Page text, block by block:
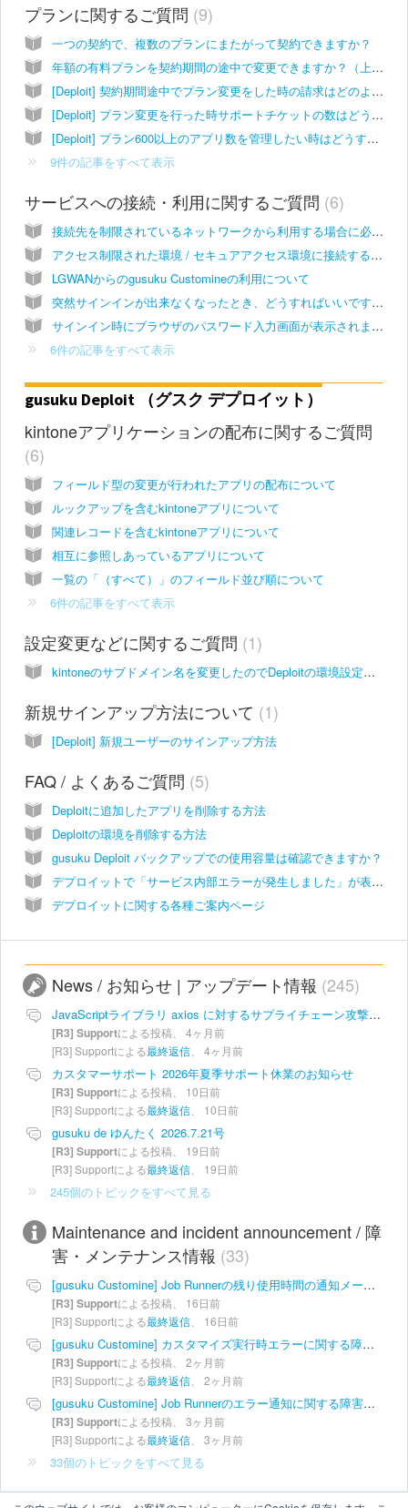
プランに関するご質問 9
一つの契約で、複数のプランにまたがって契約できますか？
年額の有料プランを契約期間の途中で変更できますか？（上位プランへの変更）
[Deploit] 契約期間途中でプラン変更をした時の請求はどのようになりますか？（上位プランへ変更）
[Deploit] プラン変更を行った時サポートチケットの数はどう変わりますか？
[Deploit] プラン600以上のアプリ数を管理したい時はどうすれば良いでしょうか？
9件の記事をすべて表示
サービスへの接続・利用に関するご質問 6
接続先を制限されているネットワークから利用する場合に必要な設定について
アクセス制限された環境 / セキュアアクセス環境に接続するための設定について
LGWANからのgusuku Customineの利用について
突然サインインが出来なくなったとき、どうすればいいですか？
サインイン時にブラウザのパスワード入力画面が表示されますが、何を入れたら良いですか？
6件の記事をすべて表示
gusuku Deploit （グスク デプロイット）
kintoneアプリケーションの配布に関するご質問
6
フィールド型の変更が行われたアプリの配布について
ルックアップを含むkintoneアプリについて
関連レコードを含むkintoneアプリについて
相互に参照しあっているアプリについて
一覧の「（すべて）」のフィールド並び順について
6件の記事をすべて表示
設定変更などに関するご質問 1
kintoneのサブドメイン名を変更したのでDeploitの環境設定も変更したい
新規サインアップ方法について 1
[Deploit] 新規ユーザーのサインアップ方法
FAQ / よくあるご質問 5
Deploitに追加したアプリを削除する方法
Deploitの環境を削除する方法
gusuku Deploit バックアップでの使用容量は確認できますか？
デプロイットで「サービス内部エラーが発生しました」が表示され、アプリの取り込みに失敗する(2025年7月)
デプロイットに関する各種ご案内ページ
News / お知らせ | アップデート情報 245
JavaScriptライブラリ axios に対するサプライチェーン攻撃について
[R3] Supportによる投稿、 4ヶ月前
[R3] Supportによる最終返信 4ヶ月前
カスタマーサポート 2026年夏季サポート休業のお知らせ
[R3] Supportによる投稿、 10日前
[R3] Supportによる最終返信 10日前
gusuku de ゆんたく 2026.7.21号
[R3] Supportによる投稿、 19日前
[R3] Supportによる最終返信 19日前
245個のトピックをすべて見る
Maintenance and incident announcement / 障
害・メンテナンス情報 33
[gusuku Customine] Job Runnerの残り使用時間の通知メールの不具合のご報告
[R3] Supportによる投稿、 16日前
[R3] Supportによる最終返信 16日前
[gusuku Customine] カスタマイズ実行時エラーに関する障害（復旧）のご報告
[R3] Supportによる投稿、 2ヶ月前
[R3] Supportによる最終返信 2ヶ月前
[gusuku Customine] Job Runnerのエラー通知に関する障害（復旧）のご報告
[R3] Supportによる投稿、 3ヶ月前
[R3] Supportによる最終返信 3ヶ月前
33個のトピックをすべて見る